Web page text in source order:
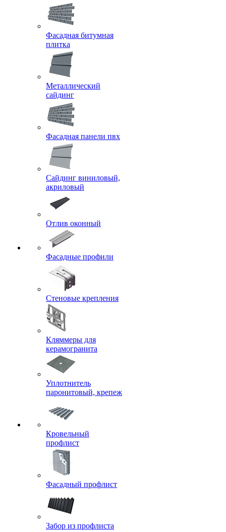
Фасадная битумная
плитка
Металлический
сайдинг
Фасадная панели пвх
Сайдинг виниловый,
акриловый
Отлив оконный
Фасадные профили
Стеновые крепления
Кляммеры для
керамогранита
Уплотнитель
паронитовый, крепеж
Кровельный
профлист
Фасадный профлист
Забор из профлиста